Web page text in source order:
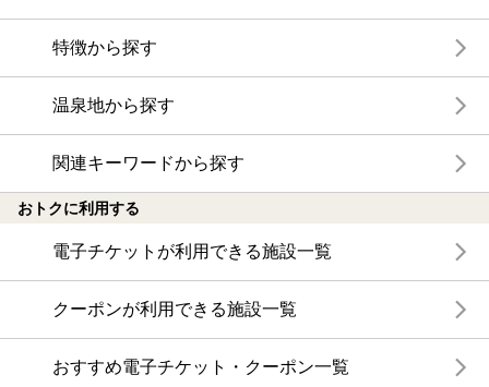
特徴から探す
温泉地から探す
関連キーワードから探す
おトクに利用する
電子チケットが利用できる施設一覧
クーポンが利用できる施設一覧
おすすめ電子チケット・クーポン一覧